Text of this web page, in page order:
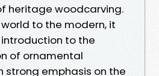
heritage woodcarving.
to the modern, it
to the
of ornamental
strong emphasis on the